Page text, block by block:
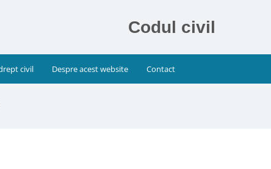
Codul civil
civil Despre acest website Contact